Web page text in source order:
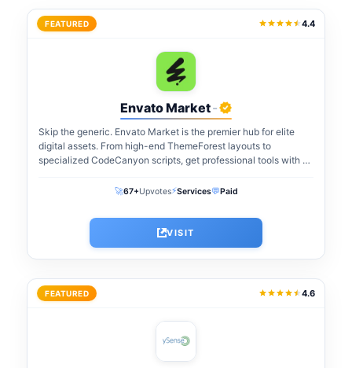
FEATURED 4.4
Envato Market-
Skip the generic. Envato Market is the premier hub for elite
digital assets. From high-end ThemeForest layouts to
specialized CodeCanyon scripts, get professional tools with a
🚀67+Upvotes⚡Services💬Paid
VISIT
FEATURED 4.6